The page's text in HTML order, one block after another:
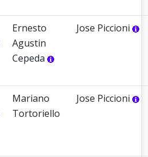
Ernesto
Agustin
Cepeda
Jose Piccioni
Mariano
Tortoriello
Jose Piccioni